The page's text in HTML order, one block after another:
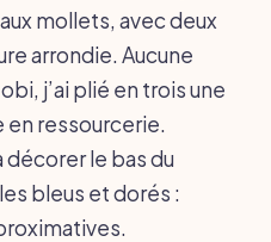
mollets, avec deux
arrondie. Aucune
j’ai plié en trois une
ressourcerie.
décorer le bas du
bleus et dorés :